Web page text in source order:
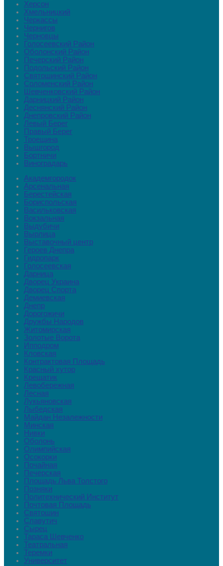
Херсон
Хмельницкий
Черкассы
Чернигов
Черновцы
Голосеевский Район
Оболонский Район
Печерский Район
Подольский Район
Святошинский Район
Соломенский Район
Шевченковский Район
Дарницкий Район
Деснянский Район
Днепровский Район
Левый Берег
Правый Берег
Троещина
Вышгород
Бортничи
Виноградарь
Академгородок
Арсенальная
Берестейская
Бориспольская
Васильковская
Вокзальная
Выдубичи
Вырлица
Выставочный центр
Героев Днепра
Гидропарк
Голосеевская
Дарница
Дворец Украина
Дворец Cпорта
Демиевская
Днепр
Дорогожичи
Дружбы Народов
Житомирская
Золотые Ворота
Ипподром
Кловская
Контрактовая Площадь
Красный хутор
Крещатик
Левобережная
Лесная
Лукьяновская
Лыбедская
Майдан Незалежности
Минская
Нивки
Оболонь
Олимпийская
Осокорки
Почайная
Печерская
Площадь Льва Толстого
Позняки
Политехнический Институт
Почтовая Площадь
Святошин
Славутич
Сырец
Тараса Шевченко
Театральная
Теремки
Университет